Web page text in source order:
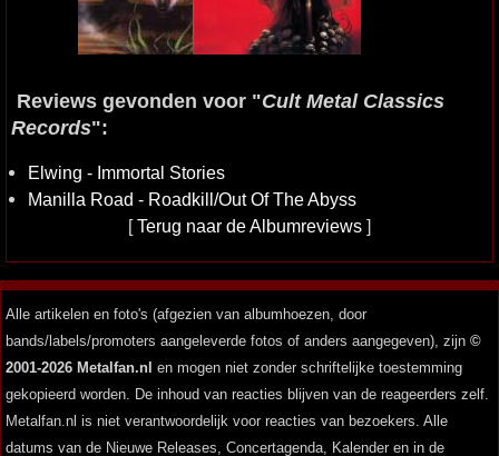
Reviews gevonden voor "Cult Metal Classics
Records":
Elwing - Immortal Stories
Manilla Road - Roadkill/Out Of The Abyss
[Terug naar de Albumreviews ]
Alle artikelen en foto's (afgezien van albumhoezen, door
bands/labels/promoters aangeleverde fotos of anders aangegeven), zijn ©
2001-2026 Metalfan.nl en mogen niet zonder schriftelijke toestemming
gekopieerd worden. De inhoud van reacties blijven van de reageerders zelf.
Metalfan.nl is niet verantwoordelijk voor reacties van bezoekers. Alle
datums van de Nieuwe Releases, Concertagenda, Kalender en in de